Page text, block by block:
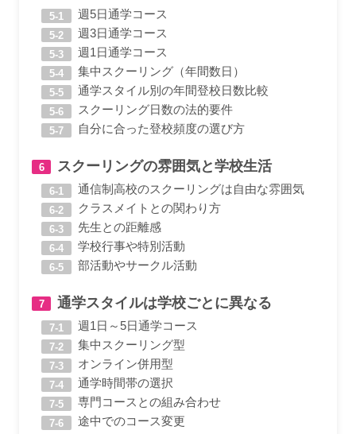
週5日通学コース
週3日通学コース
週1日通学コース
集中スクーリング（年間数日）
通学スタイル別の年間登校日数比較
スクーリング日数の法的要件
自分に合った登校頻度の選び方
スクーリングの雰囲気と学校生活
通信制高校のスクーリングは自由な雰囲気
クラスメイトとの関わり方
先生との距離感
学校行事や特別活動
部活動やサークル活動
通学スタイルは学校ごとに異なる
週1日～5日通学コース
集中スクーリング型
オンライン併用型
通学時間帯の選択
専門コースとの組み合わせ
途中でのコース変更